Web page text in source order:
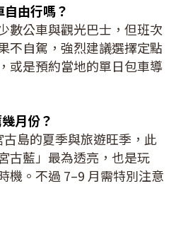
由行嗎？
數公車與觀光巴士，但班次
不自駕，強烈建議選擇定點
或是預約當地的單日包車導
月份？
島的夏季與旅遊旺季，此
古藍」最為透亮，也是玩
機。不過 7–9 月需特別注意